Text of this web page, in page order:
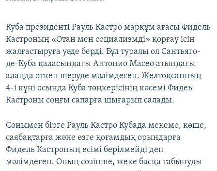
Куба президенті Рауль Кастро марқұм ағасы Фидель
Кастроның «Отан мен социализмді» қорғау ісін
жалғастыруға уәде берді. Бұл туралы ол Сантьяго-
де-Куба қаласындағы Антонио Масео атындағы
алаңда өткен шеруде мәлімдеген. Желтоқсанның
4-і күні осында Куба төңкерісінің көсемі Фидеь
Кастроны соңғы сапарға шығарып салады.
Сонымен бірге Рауль Кастро Кубада мекеме, көше,
саябақтарға және өзге қоғамдық орындарға
Фидель Кастроның есімі берілмейді деп
мәлімдеген. Оның сөзінше, жеке басқа табынуды